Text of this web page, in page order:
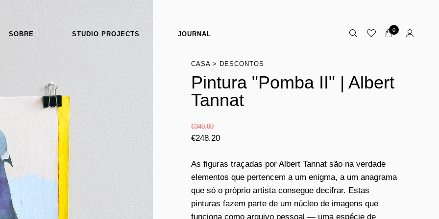
SOBRE STUDIO PROJECTS JOURNAL
0
CASA DESCONTOS
Pintura "Pomba II" | Albert
Tannat
€340.00
€248.20
As figuras traçadas por Albert Tannat são na verdade
elementos que pertencem a um enigma, a um anagrama
que só o próprio artista consegue decifrar. Estas
pinturas fazem parte de um núcleo de imagens que
funciona como arquivo pessoal — uma espécie de